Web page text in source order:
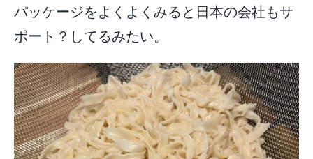
パッケージをよくよくみると日本の会社もサ
ポート？してるみたい。